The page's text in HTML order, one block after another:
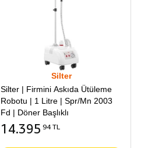
Silter
Silter | Firmini Askıda Ütüleme
Robotu | 1 Litre | Spr/Mn 2003
Fd | Döner Başlıklı
14.395 94 TL